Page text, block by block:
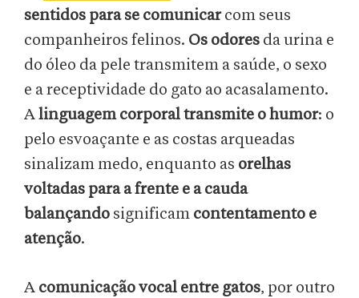
sentidos para se comunicarcom seus
companheiros felinos. Os odores da urina e
do óleo da pele transmitem a saúde, o sexo
e a receptividade do gato ao acasalamento.
Alinguagem corporal transmite o humor: o
pelo esvoaçante e as costas arqueadas
sinalizam medo, enquanto as orelhas
voltadas para a frente e a cauda
balançando significam contentamento e
atenção.
A comunicação vocal entre gatos, por outro